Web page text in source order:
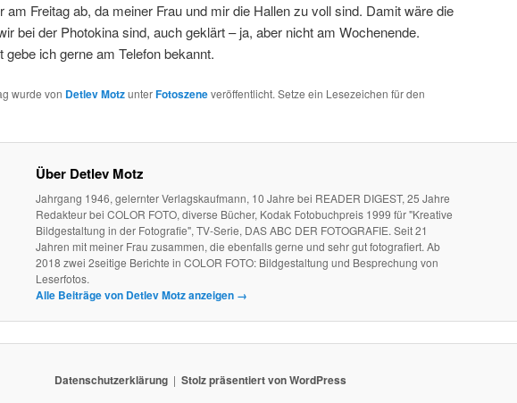
am Freitag ab, da meiner Frau und mir die Hallen zu voll sind. Damit wäre die
bei der Photokina sind, auch geklärt – ja, aber nicht am Wochenende.
gebe ich gerne am Telefon bekannt.
wurde von Detlev MotzunterFotoszeneveröffentlicht. Setze ein Lesezeichen für den
Über Detlev Motz
Jahrgang 1946, gelernter Verlagskaufmann, 10 Jahre bei READER DIGEST, 25 Jahre
Redakteur bei COLOR FOTO, diverse Bücher, Kodak Fotobuchpreis 1999 für "Kreative
Bildgestaltung in der Fotografie", TV-Serie, DAS ABC DER FOTOGRAFIE. Seit 21
Jahren mit meiner Frau zusammen, die ebenfalls gerne und sehr gut fotografiert. Ab
2018 zwei 2seitige Berichte in COLOR FOTO: Bildgestaltung und Besprechung von
Leserfotos.
Alle Beiträge von Detlev Motz anzeigen →
Datenschutzerklärung Stolz präsentiert von WordPress